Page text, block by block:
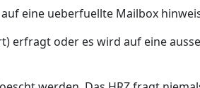
eine ueberfuellte Mailbox
erfragt oder es wird auf eine